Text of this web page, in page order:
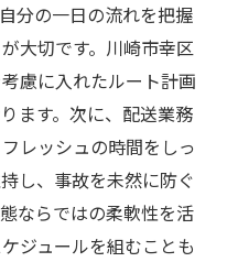
分の一日の流れを把握
大切です。川崎市幸区
慮に入れたルート計画
ます。次に、配送業務
レッシュの時間をしっ
し、事故を未然に防ぐ
ならではの柔軟性を活
ジュールを組むことも